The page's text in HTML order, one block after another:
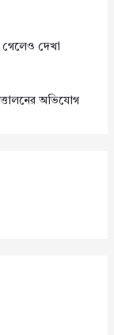
গেলেও দেখা
অভিযোগ